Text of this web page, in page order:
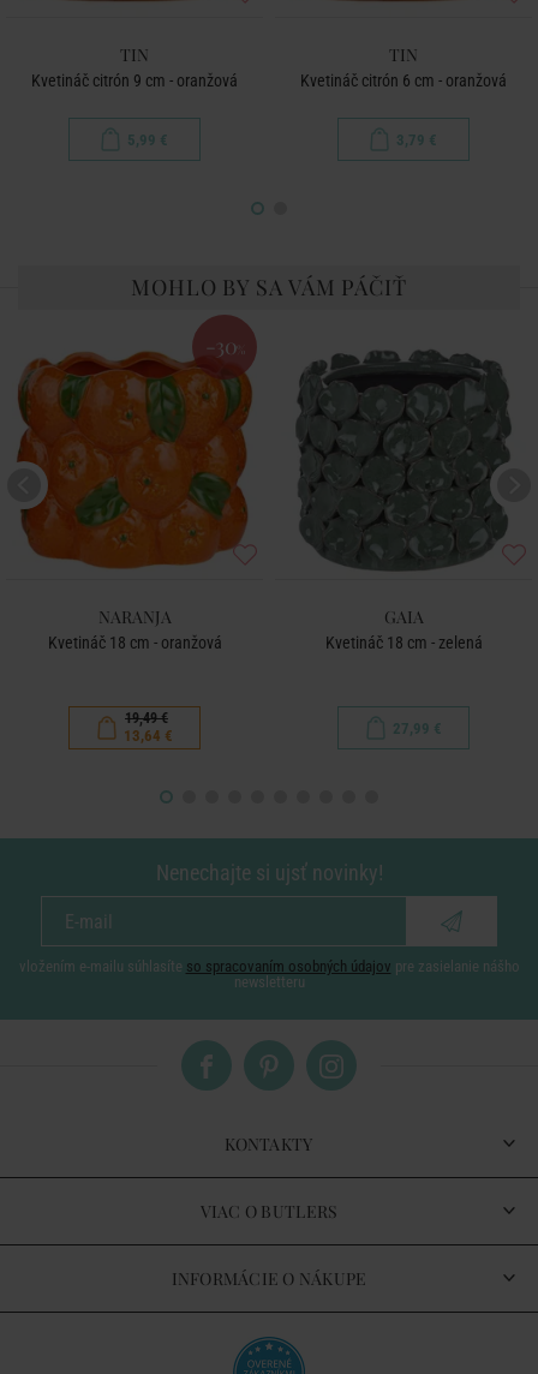
TIN
Kvetináč citrón 9 cm - oranžová
5,99 €
TIN
Kvetináč citrón 6 cm - oranžová
3,79 €
MOHLO BY SA VÁM PÁČIŤ
-30 %
NARANJA
Kvetináč 18 cm - oranžová
19,49 €
13,64 €
GAIA
Kvetináč 18 cm - zelená
27,99 €
Nenechajte si ujsť novinky!
vložením e-mailu súhlasíte so spracovaním osobných údajov pre zasielanie nášho
newsletteru
KONTAKTY
VIAC O BUTLERS
INFORMÁCIE O NÁKUPE